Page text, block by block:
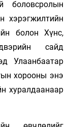
боловсролын
хэрэгжилтийн
болон Хүнс,
сайд
Улаанбаатар
хорооны энэ
хуралдаанаар